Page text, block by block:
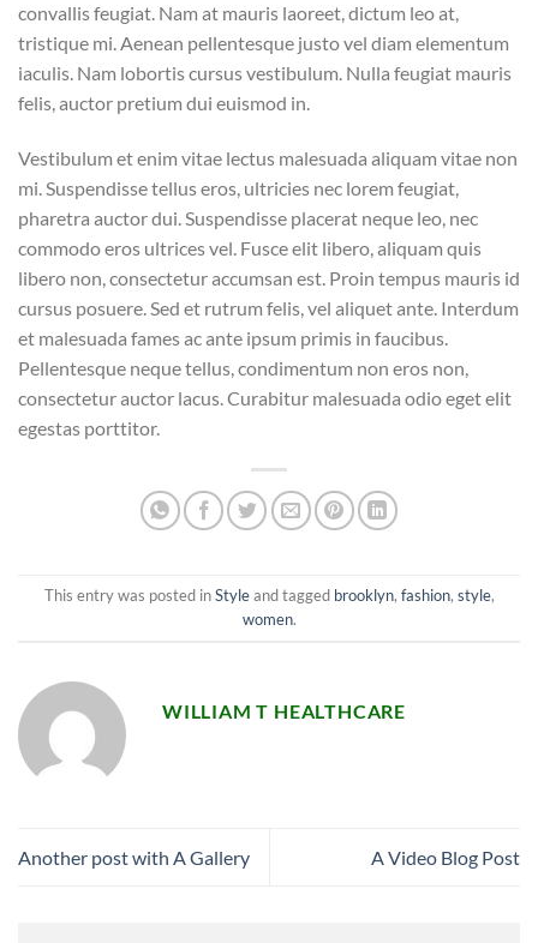
convallis feugiat. Nam at mauris laoreet, dictum leo at,
tristique mi. Aenean pellentesque justo vel diam elementum
iaculis. Nam lobortis cursus vestibulum. Nulla feugiat mauris
felis, auctor pretium dui euismod in.
Vestibulum et enim vitae lectus malesuada aliquam vitae non
mi. Suspendisse tellus eros, ultricies nec lorem feugiat,
pharetra auctor dui. Suspendisse placerat neque leo, nec
commodo eros ultrices vel. Fusce elit libero, aliquam quis
libero non, consectetur accumsan est. Proin tempus mauris id
cursus posuere. Sed et rutrum felis, vel aliquet ante. Interdum
et malesuada fames ac ante ipsum primis in faucibus.
Pellentesque neque tellus, condimentum non eros non,
consectetur auctor lacus. Curabitur malesuada odio eget elit
egestas porttitor.
This entry was posted inStyleand tagged brooklyn, fashion, style,
women.
WILLIAM T HEALTHCARE
Another post with A Gallery A Video Blog Post